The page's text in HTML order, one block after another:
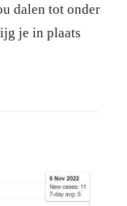
dalen tot onder
je in plaats